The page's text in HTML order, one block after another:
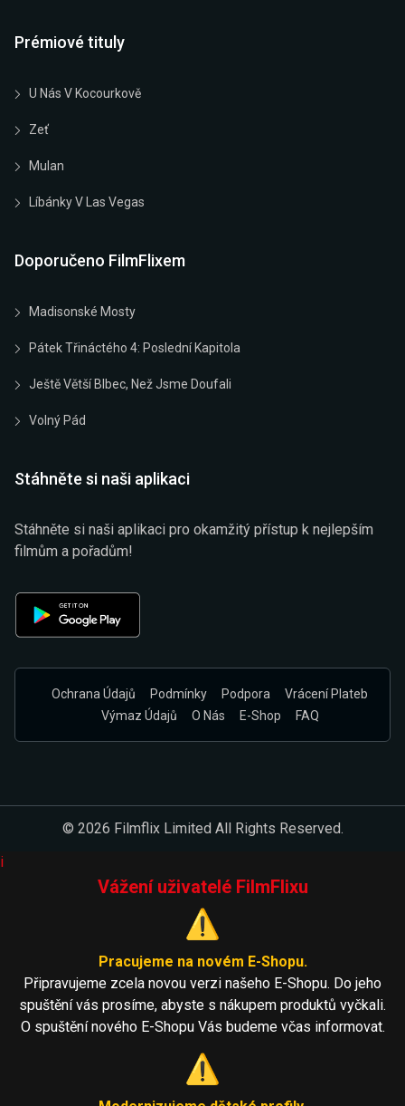
Prémiové tituly
U Nás V Kocourkově
Zeť
Mulan
Líbánky V Las Vegas
Doporučeno FilmFlixem
Madisonské Mosty
Pátek Třináctého 4: Poslední Kapitola
Ještě Větší Blbec, Než Jsme Doufali
Volný Pád
Stáhněte si naši aplikaci
Stáhněte si naši aplikaci pro okamžitý přístup k nejlepším
filmům a pořadům!
Ochrana Údajů Podmínky Podpora
Vrácení Plateb
Výmaz Údajů
O Nás E-Shop FAQ
© 2026 Filmflix Limited All Rights Reserved.
i
Vážení uživatelé FilmFlixu
⚠️
Pracujeme na novém E-Shopu.
Připravujeme zcela novou verzi našeho E-Shopu. Do jeho
spuštění vás prosíme, abyste s nákupem produktů vyčkali.
O spuštění nového E-Shopu Vás budeme včas informovat.
⚠️